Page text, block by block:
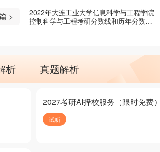
>
2022年大连工业大学信息科学与工程学院
控制科学与工程考研分数线和历年分数线
析 真题解析
2027考研AI择校服务（限时免费
试听